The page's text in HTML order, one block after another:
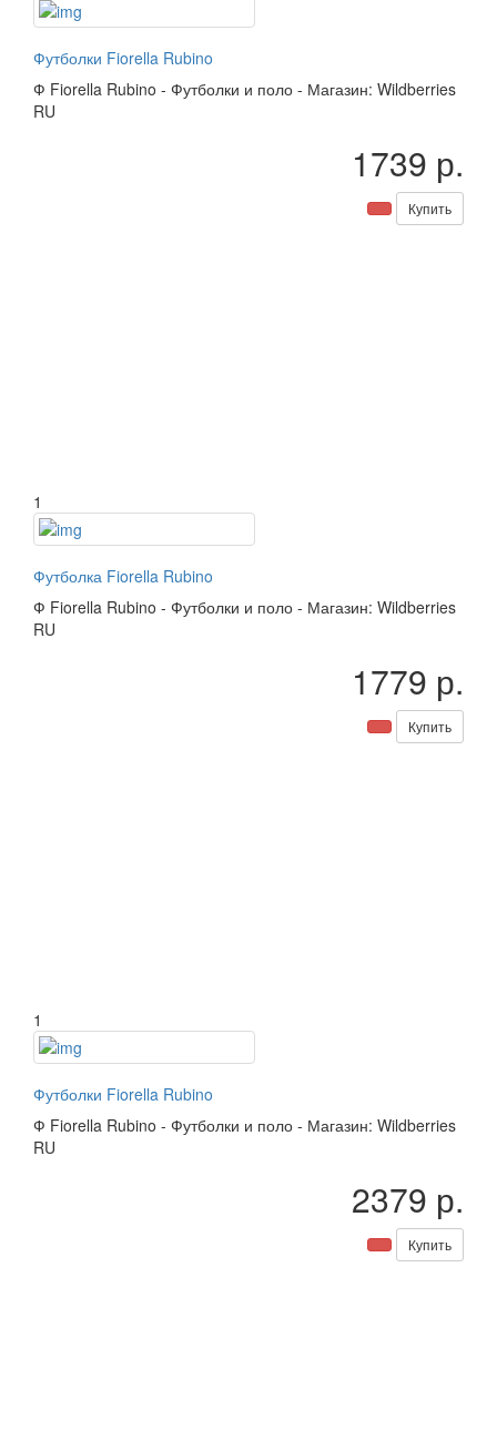
Футболки Fiorella Rubino
Ф Fiorella Rubino - Футболки и поло - Магазин: Wildberries
RU
1739 р.
Купить
1
Футболка Fiorella Rubino
Ф Fiorella Rubino - Футболки и поло - Магазин: Wildberries
RU
1779 р.
Купить
1
Футболки Fiorella Rubino
Ф Fiorella Rubino - Футболки и поло - Магазин: Wildberries
RU
2379 р.
Купить